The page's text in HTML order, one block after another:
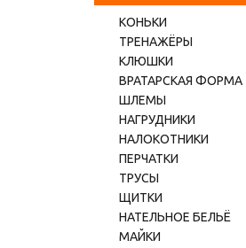
КОНЬКИ
ТРЕНАЖЁРЫ
КЛЮШКИ
ВРАТАРСКАЯ ФОРМА
ШЛЕМЫ
НАГРУДНИКИ
НАЛОКОТНИКИ
ПЕРЧАТКИ
ТРУСЫ
ЩИТКИ
НАТЕЛЬНОЕ БЕЛЬЁ
МАЙКИ